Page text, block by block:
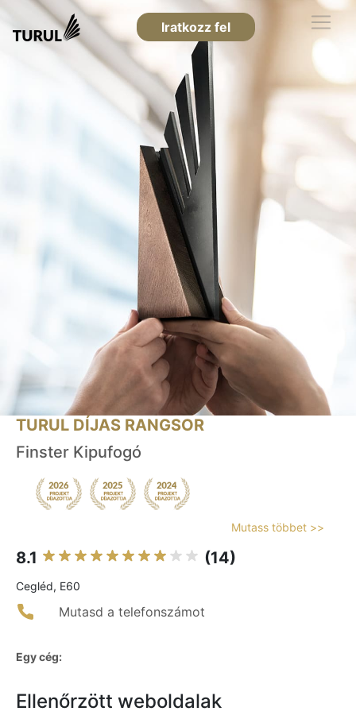
Iratkozz fel
TURUL DÍJAS RANGSOR
Finster Kipufogó
Mutass többet >>
8.1 (14)
Cegléd, E60
Mutasd a telefonszámot
Egy cég:
Ellenőrzött weboldalak